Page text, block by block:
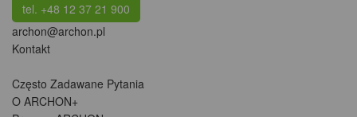
tel. +48 12 37 21 900
archon@archon.pl
Kontakt
Często Zadawane Pytania
O ARCHON+